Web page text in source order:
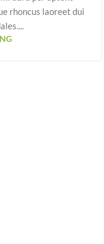
rhoncus laoreet dui